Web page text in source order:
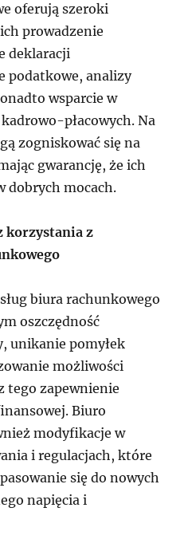
oferują szeroki
prowadzenie
deklaracji
podatkowe, analizy
wsparcie w
płacowych. Na
zogniskować się na
gwarancję, że ich
dobrych mocach.
korzystania z
biura rachunkowego
oszczędność
unikanie pomyłek
możliwości
tego zapewnienie
Biuro
modyfikacje w
i regulacjach, które
się do nowych
napięcia i